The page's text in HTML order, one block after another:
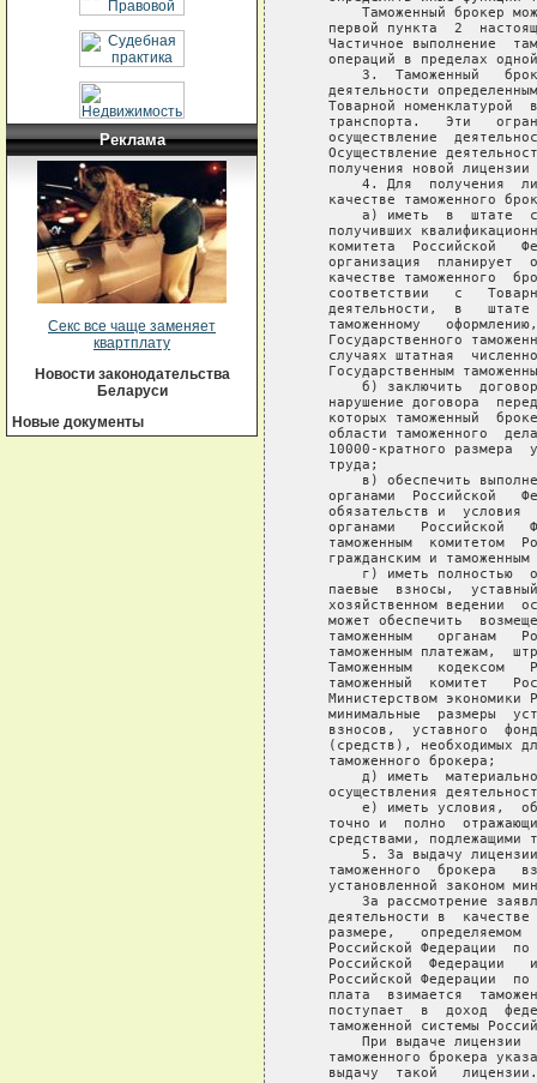
Реклама
Секс все чаще заменяет
квартплату
Новости законодательства
Беларуси
Новые документы